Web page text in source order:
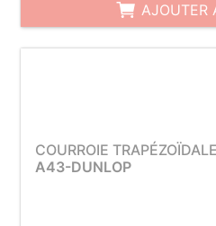
AJOUTER
COURROIE
A43-DUNLOP